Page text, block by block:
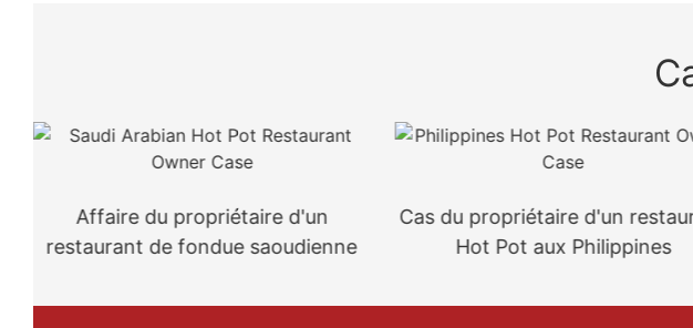
Affaire du propriétaire d'un
restaurant de fondue saoudienne
Cas du propriétaire d'un
Hot Pot aux Philippines